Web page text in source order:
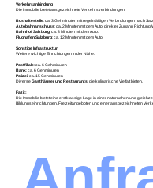
Verkehrsanbindung
Die Immobilie bietet ausgezeichnete Verkehrsverbindungen:
Bushaltestelle: ca. 3 Gehminuten mit regelmäßigen Verbindungen nach
Autobahnanschluss: ca. 2 Minuten mit dem Auto; direkter Zugang Richtung
Bahnhof Salzburg: ca. 8 Minuten mit dem Auto.
Flughafen Salzburg: ca. 12 Minuten mit dem Auto.
Sonstige Infrastruktur
Weitere wichtige Einrichtungen in der Nähe:
Postfiliale: ca. 6 Gehminuten
Bank: ca. 6 Gehminuten
Polizei: ca. 15 Gehminuten
Diverse Gasthäuser und Restaurants , die kulinarische Vielfalt bieten.
Fazit:
Die Immobilie bietet eine erstklassige Lage in einer naturnahen und
Bildungseinrichtungen, Freizeitangeboten und einer ausgezeichneten